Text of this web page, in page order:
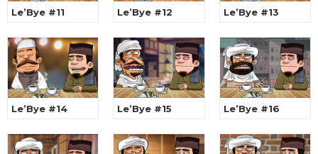
Le’Bye #11 Le’Bye #12 Le’Bye #13
Le’Bye #14 Le’Bye #15 Le’Bye #16